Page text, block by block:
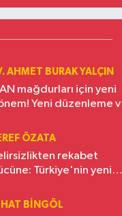
Eriyor
AHMET BURAK YALÇIN
mağdurları için yeni
Yeni düzenleme
ÖZATA
rekabet
Türkiye'nin yeni
BINGÖL